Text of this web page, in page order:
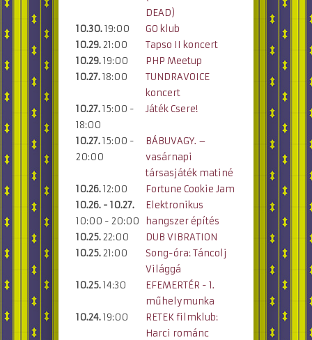
DEAD)
10.30.19:00
GO klub
10.29.21:00
Tapso II koncert
10.29.19:00
PHP Meetup
10.27.18:00
TUNDRAVOICE
koncert
10.27.15:00 -
18:00
Játék Csere!
10.27.15:00 -
20:00
BÁBUVAGY. –
vasárnapi
társasjáték matiné
10.26.12:00
Fortune Cookie Jam
10.26. - 10.27.
10:00 - 20:00
Elektronikus
hangszer építés
10.25.22:00
DUB VIBRATION
10.25.21:00
Song-óra: Táncolj
Világgá
10.25.14:30
EFEMERTÉR - 1.
műhelymunka
10.24.19:00
RETEK filmklub:
Harci románc